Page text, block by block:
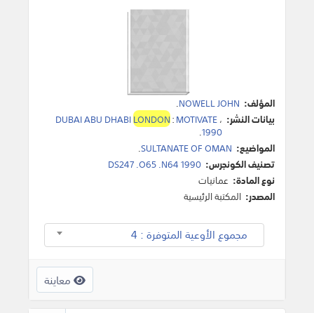
المؤلف: NOWELL JOHN
.
بيانات النشر:
DUBAI ABU DHABILONDON:MOTIVATE،
1990
.
المواضيع: SULTANATE OF OMAN
.
تصنيف الكونجرس: DS247 .O65 .N64 1990
نوع المادة: عمانيات
المصدر: المكتبة الرئيسية
مجموع الأوعية المتوفرة : 4
معاينة